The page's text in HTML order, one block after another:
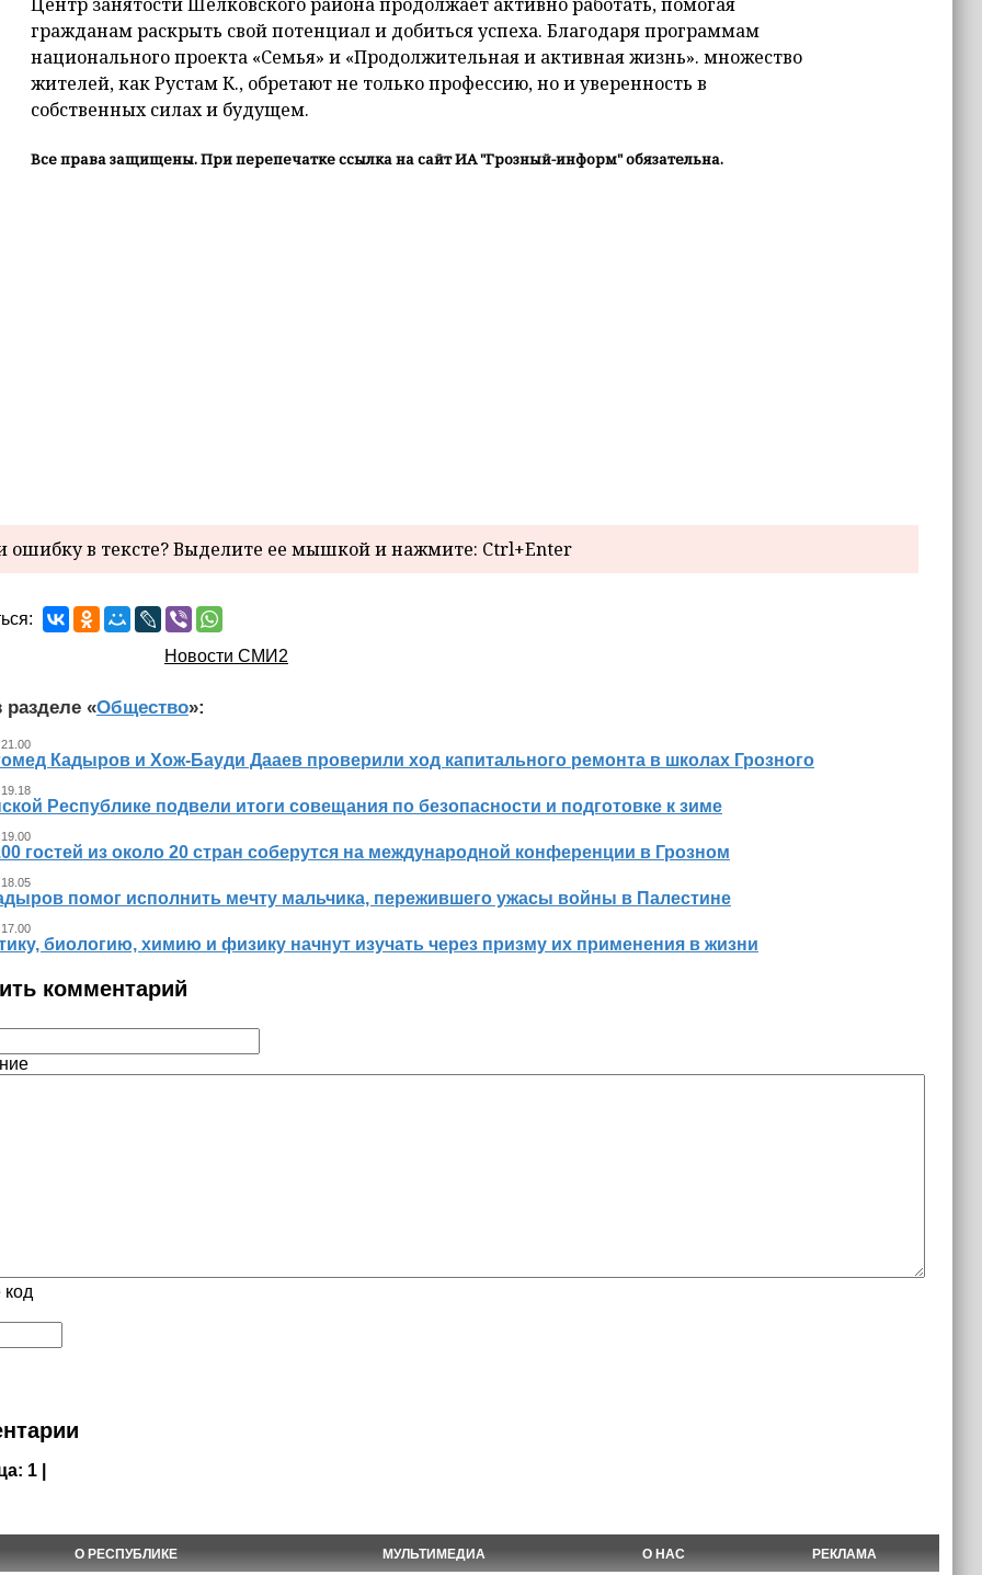
гражданам раскрыть свой потенциал и добиться успеха. Благодаря программам
национального проекта «Семья» и «Продолжительная и активная жизнь». множество
жителей, как Рустам К., обретают не только профессию, но и уверенность в
собственных силах и будущем.
Все права защищены. При перепечатке ссылка на сайт ИА "Грозный-информ" обязательна.
в тексте? Выделите ее мышкой и нажмите: Ctrl+Enter
Новости СМИ2
разделе «Общество»:
Кадыров и Хож-Бауди Дааев проверили ход капитального ремонта в школах Грозного
Республике подвели итоги совещания по безопасности и подготовке к зиме
гостей из около 20 стран соберутся на международной конференции в Грозном
помог исполнить мечту мальчика, пережившего ужасы войны в Палестине
биологию, химию и физику начнут изучать через призму их применения в жизни
комментарий
код
1 |
О РЕСПУБЛИКЕ МУЛЬТИМЕДИА О НАС РЕКЛАМА